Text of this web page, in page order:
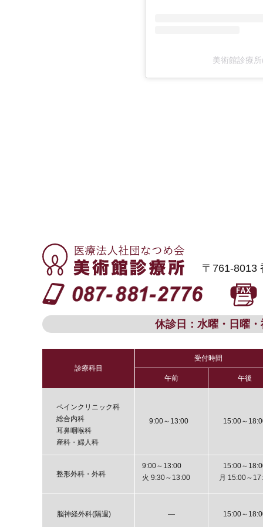
美術館診療
〒761-8013
休診日：水曜・日曜
診療科目
受付時間
午前 午後
ペインクリニック科
総合内科
耳鼻咽喉科
産科・婦人科
9:00～13:00 15:00～
整形外科・外科
9:00～13:00
火 9:30～13:00
15:00～
月 15:00～
脳神経外科(隔週) ― 15:00～